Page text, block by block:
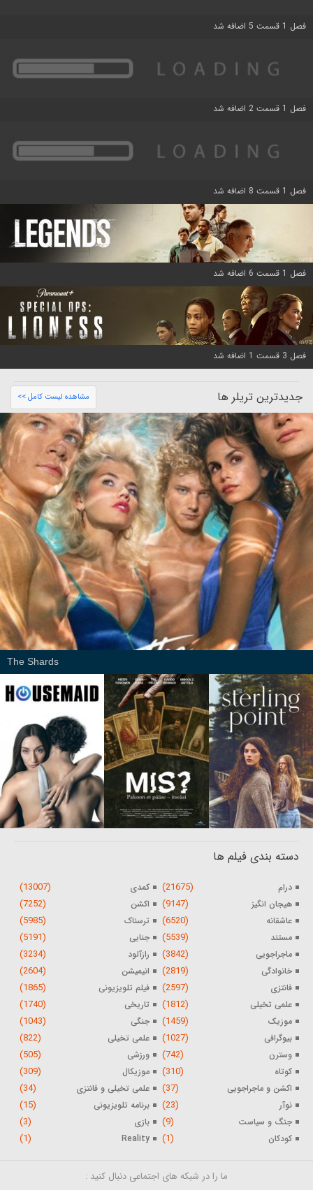
فصل 1 قسمت 5 اضافه شد
فصل 1 قسمت 2 اضافه شد
فصل 1 قسمت 8 اضافه شد
فصل 1 قسمت 6 اضافه شد
فصل 3 قسمت 1 اضافه شد
جدیدترین تریلر ها مشاهده لیست کامل >>
The Shards
دسته بندی فیلم ها
درام (21675) کمدی (13007)
هیجان انگیز (9147) اکشن (7252)
عاشقانه (6520) ترسناک (5985)
مستند (5539) جنایی (5191)
ماجراجویی (3842) رازآلود (3234)
خانوادگی (2819) انیمیشن (2604)
فانتزی (2597) فیلم تلویزیونی (1865)
علمی تخیلی (1812) تاریخی (1740)
موزیک (1459) جنگی (1043)
بیوگرافی (1027) علمی تخیلی (822)
وسترن (742) ورزشی (505)
کوتاه (310) موزیکال (309)
اکشن و ماجراجویی (37) علمی تخیلی و فانتزی (34)
نوآر (23) برنامه تلویزیونی (15)
جنگ و سیاست (9) بازی (3)
کودکان (1)
Reality
(1)
ما را در شبکه های اجتماعی دنبال کنید :